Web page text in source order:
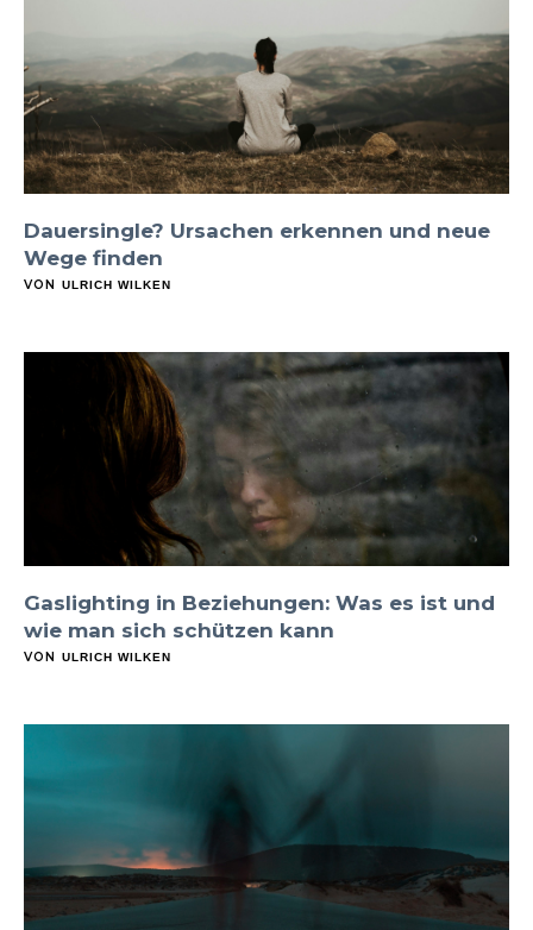
Dauersingle? Ursachen erkennen und neue
Wege finden
VON ULRICH WILKEN
Gaslighting in Beziehungen: Was es ist und
wie man sich schützen kann
VON ULRICH WILKEN